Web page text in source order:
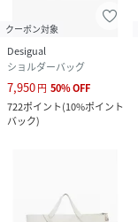
クーポン対象
Desigual
ショルダーバッグ
7,950円 50%OFF
722ポイント(10%ポイント
バック)